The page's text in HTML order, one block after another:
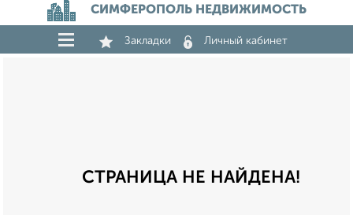
СИМФЕРОПОЛЬ НЕДВИЖИМОСТЬ
Закладки Личный кабинет
СТРАНИЦА НЕ НАЙДЕНА!